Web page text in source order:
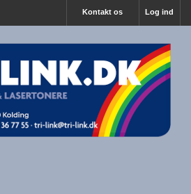
Log ind
Kontakt os